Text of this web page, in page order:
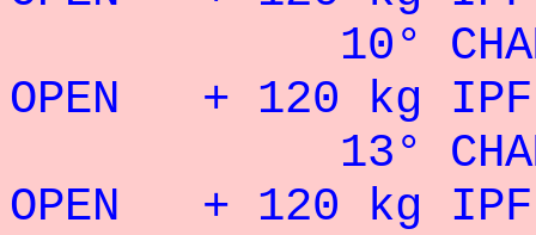
10°
OPEN + 120 kg
13°
OPEN + 120 kg